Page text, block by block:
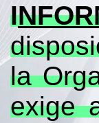
I
la
exige